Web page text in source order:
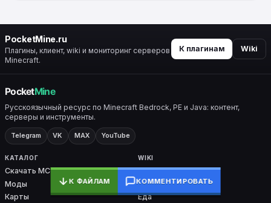
PocketMine.ru
Плагины, клиент, wiki и мониторинг серверов
Minecraft.
К плагинам Wiki
Русскоязычный ресурс по Minecraft Bedrock, PE и Java: контент,
серверы и инструменты.
Telegram VK MAX YouTube
КАТАЛОГ
Скачать MC
Моды
Карты
WIKI
Все разделы
Крафты
Еда
К ФАЙЛАМ КОММЕНТИРОВАТЬ